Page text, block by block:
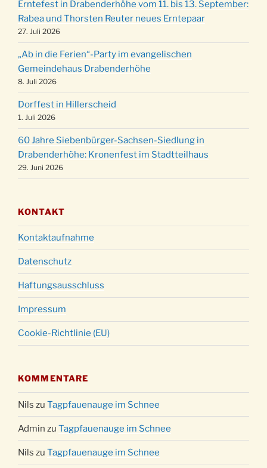
Gemeindehaus um 15:00 Uhr
24.12. Familiengottesdienst in der FeG um 16 Uhr
24.12.
Weihnachtsgottesdienst in der Kirche um
15:00 Uhr
24.12.
Weihnachtsgottesdienst in der Kirche um
18:00 Uhr
24.12.
Christmette mit der ev. Jugend in der Kirche
um 23:00 Uhr
31.12.
Gottesdienst zu Silvester in der Kirche um
18:00 Uhr
Erntefest in Drabenderhöhe vom 11. bis 13. September:
Rabea und Thorsten Reuter neues Erntepaar
27. Juli 2026
„Ab in die Ferien“-Party im evangelischen
Gemeindehaus Drabenderhöhe
8. Juli 2026
Dorffest in Hillerscheid
1. Juli 2026
60 Jahre Siebenbürger-Sachsen-Siedlung in
Drabenderhöhe: Kronenfest im Stadtteilhaus
29. Juni 2026
KONTAKT
Kontaktaufnahme
Datenschutz
Haftungsausschluss
Impressum
Cookie-Richtlinie (EU)
KOMMENTARE
Nils zu Tagpfauenauge im Schnee
Admin zu Tagpfauenauge im Schnee
Nils zu Tagpfauenauge im Schnee